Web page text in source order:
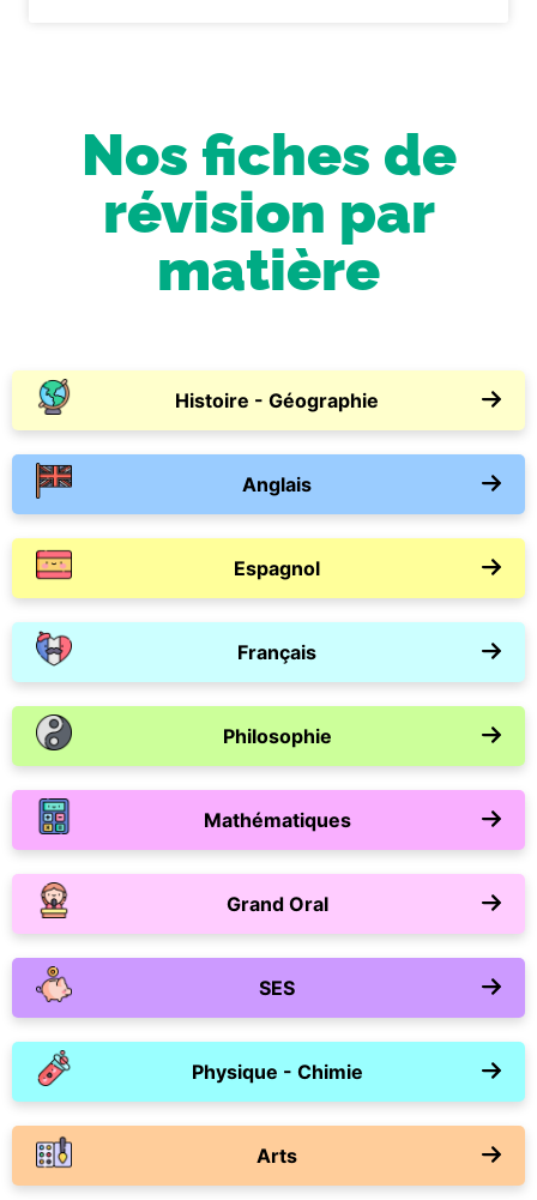
Nos fiches de
révision par
matière
Histoire - Géographie
Anglais
Espagnol
Français
Philosophie
Mathématiques
Grand Oral
SES
Physique - Chimie
Arts